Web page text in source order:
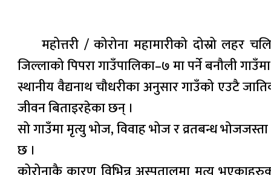
महोत्तरी / कोरोना महामारीको दोस्रो
जिल्लाको पिपरा गाउँपालिका–७ मा पर्ने बनौली
स्थानीय वैद्यनाथ चौधरीका अनुसार गाउँको एउटै
जीवन बिताइरहेका छन् ।
सो गाउँमा मृत्यु भोज, विवाह भोज र व्रतबन्ध
छ ।